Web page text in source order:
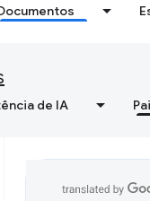
de IA